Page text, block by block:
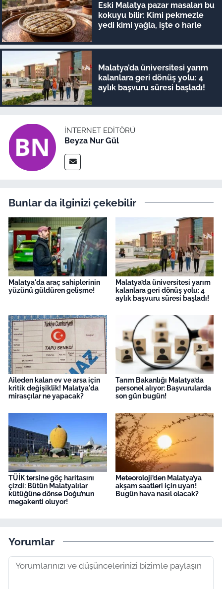
Eski Malatya pazar masaları bu
kokuyu bilir: Kimi pekmezle
yedi kimi yağla, işte o harle
Malatya’da üniversitesi yarım
kalanlara geri dönüş yolu: 4
aylık başvuru süresi başladı!
İNTERNET EDITÖRÜ
Beyza Nur Gül
Bunlar da ilginizi çekebilir
Malatya'da araç sahiplerinin
yüzünü güldüren gelişme!
Malatya’da üniversitesi yarım
kalanlara geri dönüş yolu: 4
aylık başvuru süresi başladı!
Aileden kalan ev ve arsa için
kritik değişiklik! Malatya'da
mirasçılar ne yapacak?
Tarım Bakanlığı Malatya’da
personel alıyor: Başvurularda
son gün bugün!
TÜİK tersine göç haritasını
çizdi: Bütün Malatyalılar
kütüğüne dönse Doğu’nun
megakenti oluyor!
Meteoroloji’den Malatya’ya
akşam saatleri için uyarı!
Bugün hava nasıl olacak?
Yorumlar